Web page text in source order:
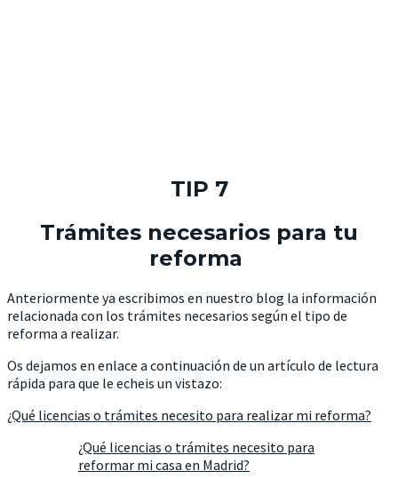
TIP 7
Trámites necesarios para tu
reforma
Anteriormente ya escribimos en nuestro blog la información
relacionada con los trámites necesarios según el tipo de
reforma a realizar.
Os dejamos en enlace a continuación de un artículo de lectura
rápida para que le echeis un vistazo:
¿Qué licencias o trámites necesito para realizar mi reforma?
¿Qué licencias o trámites necesito para
reformar mi casa en Madrid?